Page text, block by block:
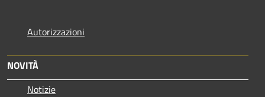
Autorizzazioni
NOVITÀ
Notizie